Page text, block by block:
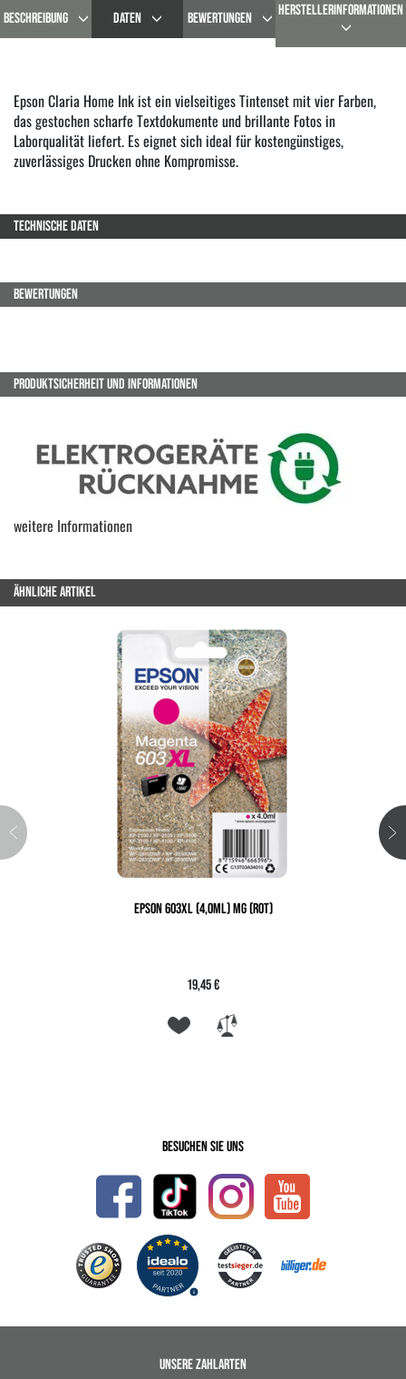
BESCHREIBUNG DATEN BEWERTUNGEN HERSTELLERINFORMATIONEN
Epson Claria Home Ink ist ein vielseitiges Tintenset mit vier Farben,
das gestochen scharfe Textdokumente und brillante Fotos in
Laborqualität liefert. Es eignet sich ideal für kostengünstiges,
zuverlässiges Drucken ohne Kompromisse.
TECHNISCHE DATEN
BEWERTUNGEN
PRODUKTSICHERHEIT UND INFORMATIONEN
weitere Informationen
ÄHNLICHE ARTIKEL
EPSON 603XL (4,0ML) MG (ROT)
19,45 €
Besuchen Sie uns
UNSERE ZAHLARTEN